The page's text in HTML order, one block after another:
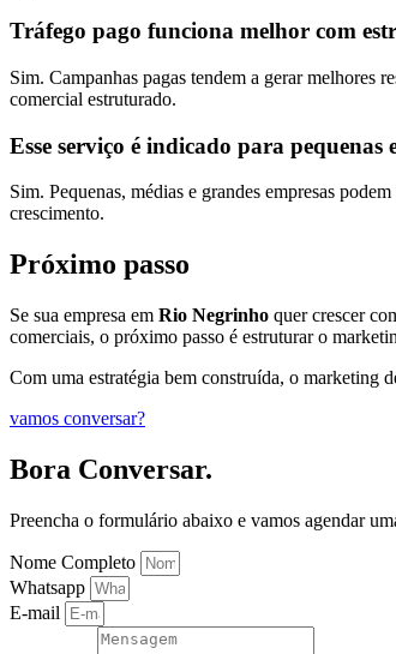
Tráfego pago funciona melhor com
Sim. Campanhas pagas tendem a gerar melhores
comercial estruturado.
Esse serviço é indicado para pequenas
Sim. Pequenas, médias e grandes empresas
crescimento.
Próximo passo
Se sua empresa em Rio Negrinho quer crescer
comerciais, o próximo passo é estruturar o
Com uma estratégia bem construída, o marketing
vamos conversar?
Bora Conversar.
Preencha o formulário abaixo e vamos agendar
Nome Completo
Whatsapp
E-mail